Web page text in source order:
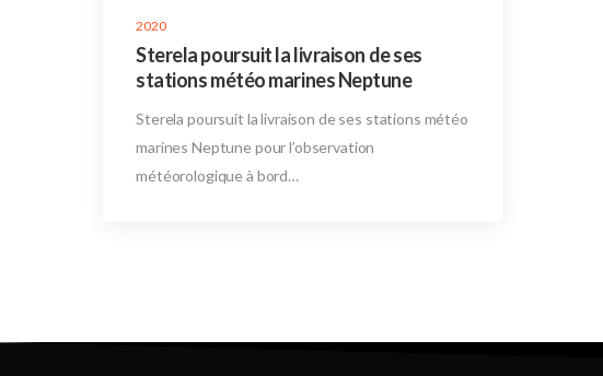
2020
Sterela poursuit la livraison de ses
stations météo marines Neptune
Sterela poursuit la livraison de ses stations météo
marines Neptune pour l’observation
météorologique à bord…